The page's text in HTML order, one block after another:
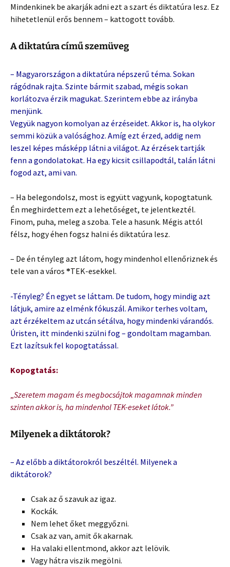
Mindenkinek be akarják adni ezt a szart és diktatúra lesz. Ez
hihetetlenül erős bennem – kattogott tovább.
A diktatúra című szemüveg
– Magyarországon a diktatúra népszerű téma. Sokan
rágódnak rajta. Szinte bármit szabad, mégis sokan
korlátozva érzik magukat. Szerintem ebbe az irányba
menjünk.
Vegyük nagyon komolyan az érzéseidet. Akkor is, ha olykor
semmi közük a valósághoz. Amíg ezt érzed, addig nem
leszel képes másképp látni a világot. Az érzések tartják
fenn a gondolatokat. Ha egy kicsit csillapodtál, talán látni
fogod azt, ami van.
– Ha belegondolsz, most is együtt vagyunk, kopogtatunk.
Én meghirdettem ezt a lehetőséget, te jelentkeztél.
Finom, puha, meleg a szoba. Tele a hasunk. Mégis attól
félsz, hogy éhen fogsz halni és diktatúra lesz.
– De én tényleg azt látom, hogy mindenhol ellenőriznek és
tele van a város *TEK-esekkel.
-Tényleg? Én egyet se láttam. De tudom, hogy mindig azt
látjuk, amire az elménk fókuszál. Amikor terhes voltam,
azt érzékeltem az utcán sétálva, hogy mindenki várandós.
Úristen, itt mindenki szülni fog – gondoltam magamban.
Ezt lazítsuk fel kopogtatással.
Kopogtatás:
„Szeretem magam és megbocsájtok magamnak minden
szinten akkor is, ha mindenhol TEK-eseket látok.”
Milyenek a diktátorok?
– Az előbb a diktátorokról beszéltél. Milyenek a
diktátorok?
Csak az ő szavuk az igaz.
Kockák.
Nem lehet őket meggyőzni.
Csak az van, amit ők akarnak.
Ha valaki ellentmond, akkor azt lelövik.
Vagy hátra viszik megölni.